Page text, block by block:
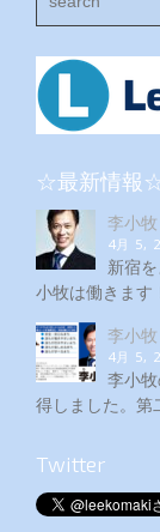
☆最新情報
李小
4月 5,
新宿
小牧は働きま
李小
4月 5,
李小
得しました。第
Twitter